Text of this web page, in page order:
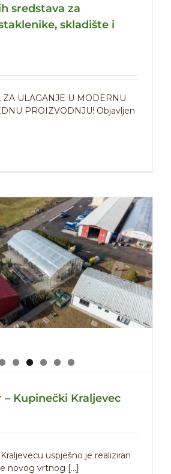
sredstava za
skladište i
ZA ULAGANJE U MODERNU
PROIZVODNJU! Objavljen
Kupinečki Kraljevec
uspješno je realiziran
novog vrtnog [...]